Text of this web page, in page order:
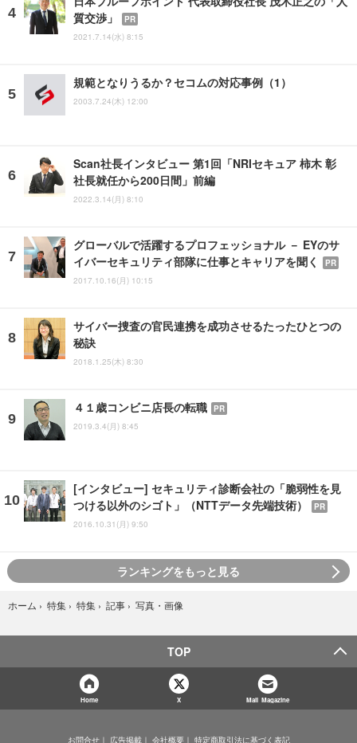
質交渉」
PR
2021.7.14(水) 8:15
規範となりうるか？セコムの対応事例（1）
2003.7.24(木) 12:00
Scan社長インタビュー 第1回「NRIセキュア 柿木 彰
社長就任から200日間」前編
2022.3.14(月) 8:10
グローバルで活躍するプロフェッショナル － EYのサ
イバーセキュリティ部隊に仕事とキャリアを聞く
PR
2017.10.16(月) 10:15
サイバー捜査の官民連携を成功させるたったひとつの
秘訣
2018.1.25(木) 8:30
４１歳コンビニ店長の転職 PR
2019.3.4(月) 8:45
[インタビュー] セキュリティ診断会社の「脆弱性を見
つける以外のシゴト」（NTTデータ先端技術）
PR
2016.10.31(月) 9:50
ランキングをもっと見る
ホーム › 特集 › 特集 › 記事 › 写真・画像
TOP
Home X Mail Magazine
お問合せ 広告掲載 会社概要 特定商取引法に基づく表記